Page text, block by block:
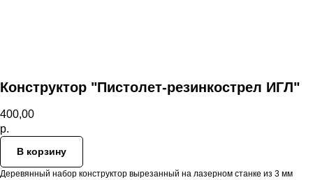
Конструктор "Пистолет-резинкострел ИГЛ"
400,00
р.
В корзину
Деревянный набор конструктор вырезанный на лазерном станке из 3 мм